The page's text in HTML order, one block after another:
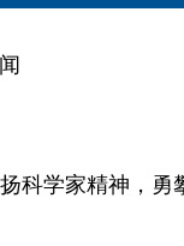
科学家精神，勇